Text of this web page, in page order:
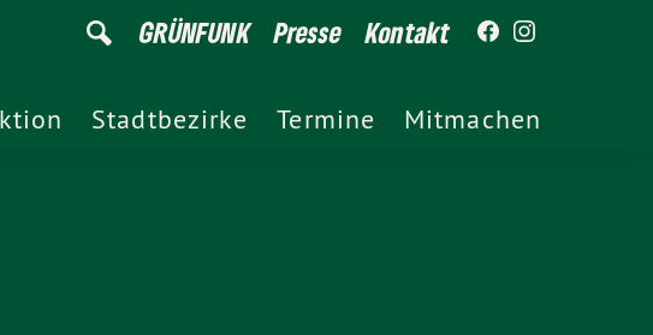
GRÜNFUNK Presse Kontakt
Stadtbezirke Termine Mitmachen